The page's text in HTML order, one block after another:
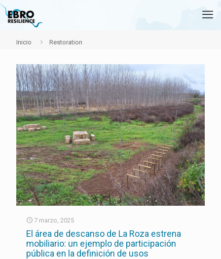
Inicio Restoration
7 marzo, 2025
El área de descanso de La Roza estrena
mobiliario: un ejemplo de participación
pública en la definición de usos